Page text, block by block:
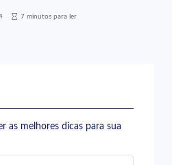
7 minutos para ler
as melhores dicas para sua